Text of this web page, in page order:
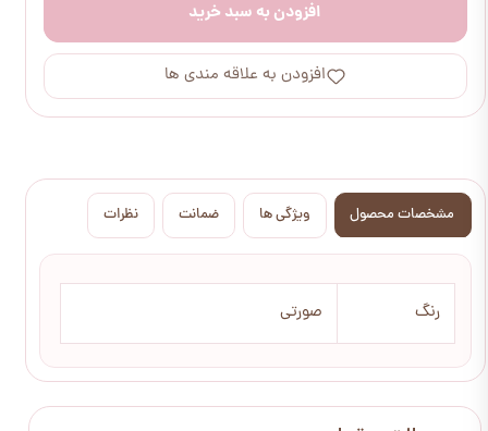
افزودن به سبد خرید
افزودن به علاقه مندی ها
مشخصات محصول ویژگی ها ضمانت نظرات
رنگ صورتی